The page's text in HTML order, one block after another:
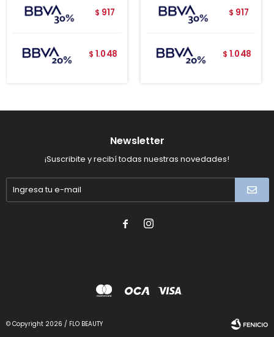
$ 917
$ 1.048
$ 917
$ 1.048
Newsletter
¡Suscribite y recibí todas nuestras novedades!
 
© Copyright 2026 / FLO BEAUTY